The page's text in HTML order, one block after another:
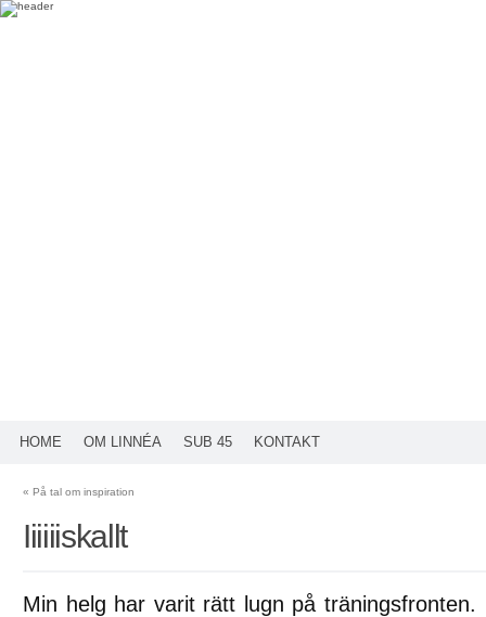
HOME OM LINNÉA SUB 45 KONTAKT
« På tal om inspiration
Iiiiiiskallt
Min helg har varit rätt lugn på